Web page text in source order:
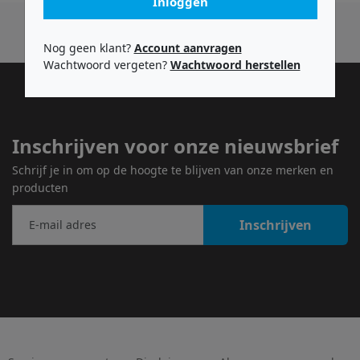
Inschrijven voor onze nieuwsbrief
Schrijf je in om op de hoogte te blijven van onze merken en
producten
Inschrijven
Nog geen klant? Account aanvragen
Wachtwoord vergeten? Wachtwoord herstellen